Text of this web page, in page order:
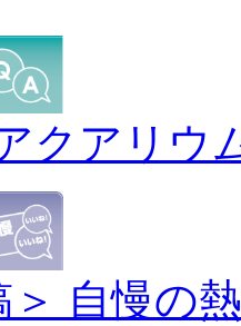
クアリウ
＞ 自慢の